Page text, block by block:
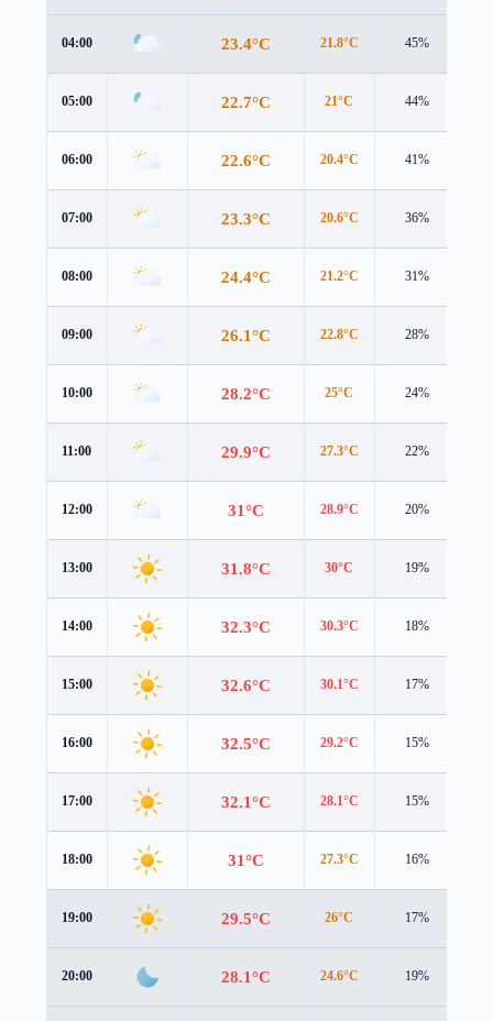
04:00 23.4°C 21.8°C 45%
05:00 22.7°C 21°C 44%
06:00 22.6°C 20.4°C 41%
07:00 23.3°C 20.6°C 36%
08:00 24.4°C 21.2°C 31%
09:00 26.1°C 22.8°C 28%
10:00 28.2°C 25°C 24%
11:00 29.9°C 27.3°C 22%
12:00 31°C 28.9°C 20%
13:00 31.8°C 30°C 19%
14:00 32.3°C 30.3°C 18%
15:00 32.6°C 30.1°C 17%
16:00 32.5°C 29.2°C 15%
17:00 32.1°C 28.1°C 15%
18:00 31°C 27.3°C 16%
19:00 29.5°C 26°C 17%
20:00 28.1°C 24.6°C 19%